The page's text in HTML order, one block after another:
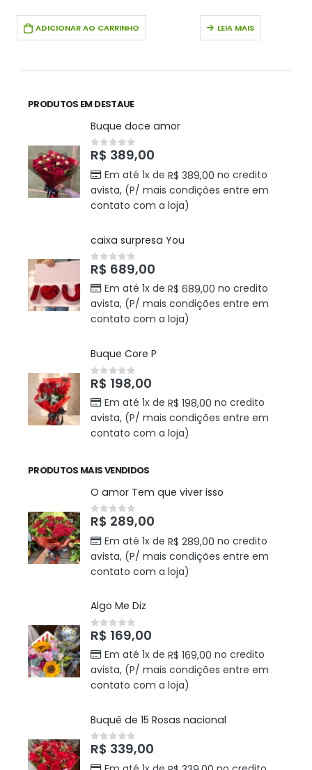
ADICIONAR AO CARRINHO LEIA MAIS
PRODUTOS EM DESTAUE
Buque doce amor
0out of 5
R$ 389,00
Em até 1x de R$ 389,00 no credito
avista, (P/ mais condições entre em
contato com a loja)
caixa surpresa You
0out of 5
R$ 689,00
Em até 1x de R$ 689,00 no credito
avista, (P/ mais condições entre em
contato com a loja)
Buque Core P
0out of 5
R$ 198,00
Em até 1x de R$ 198,00 no credito
avista, (P/ mais condições entre em
contato com a loja)
PRODUTOS MAIS VENDIDOS
O amor Tem que viver isso
0out of 5
R$ 289,00
Em até 1x de R$ 289,00 no credito
avista, (P/ mais condições entre em
contato com a loja)
Algo Me Diz
0out of 5
R$ 169,00
Em até 1x de R$ 169,00 no credito
avista, (P/ mais condições entre em
contato com a loja)
Buquê de 15 Rosas nacional
0out of 5
R$ 339,00